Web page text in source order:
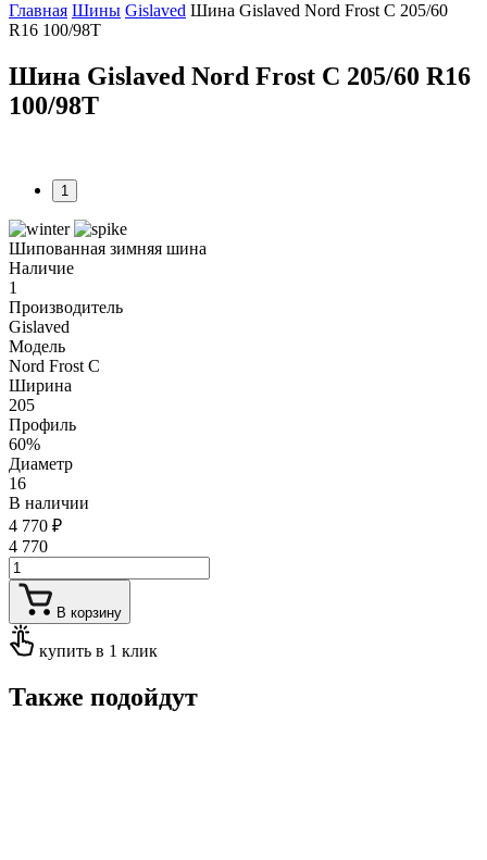
Главная Шины Gislaved Шина Gislaved Nord Frost C 205/60
R16 100/98T
Шина Gislaved Nord Frost C 205/60 R16
100/98T
1
Шипованная зимняя шина
Наличие
1
Производитель
Gislaved
Модель
Nord Frost C
Ширина
205
Профиль
60%
Диаметр
16
В наличии
4 770 ₽
4 770
В корзину
купить в 1 клик
Также подойдут